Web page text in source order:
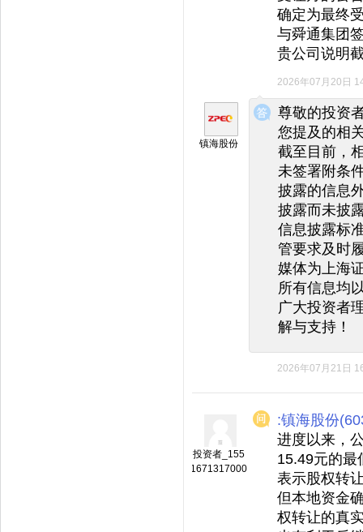
确定为最终
与舜通集团
贵公司说明
2026年07月20日
◆
◆
镇海股份
尊敬的投资
您提及的相
截至目前，
未签署附条
披露的信息
披露而未披
信息披露标
管要求及时
媒体为上海
所有信息均
广大投资者
解与支持！
2026年07月21日
投资者_155
1671317000
:镇海股份
进度以来，
15.49元的最
表示股权转
但本地资金
权转让的真